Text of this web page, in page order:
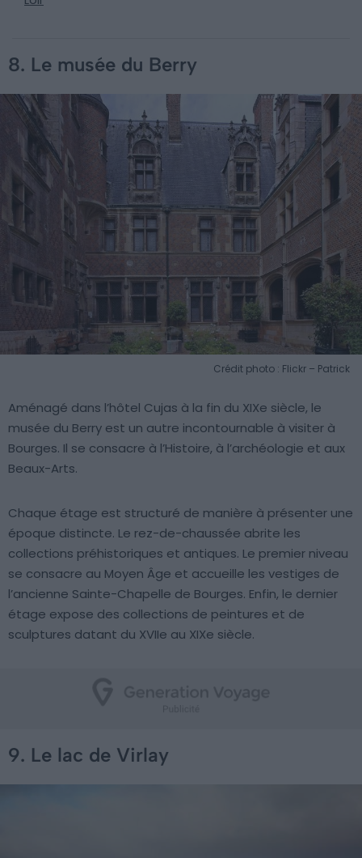
8. Le musée du Berry
Crédit photo : Flickr – Patrick
Aménagé dans l’hôtel Cujas à la fin du XIXe siècle, le
musée du Berry est un autre incontournable à visiter à
Bourges. Il se consacre à l’Histoire, à l’archéologie et aux
Beaux-Arts.
Chaque étage est structuré de manière à présenter une
époque distincte. Le rez-de-chaussée abrite les
collections préhistoriques et antiques. Le premier niveau
se consacre au Moyen Âge et accueille les vestiges de
l’ancienne Sainte-Chapelle de Bourges. Enfin, le dernier
étage expose des collections de peintures et de
sculptures datant du XVIIe au XIXe siècle.
9. Le lac de Virlay